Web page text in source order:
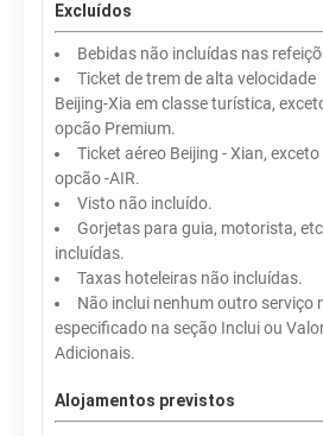
Excluídos
Bebidas não incluídas nas
Ticket de trem de alta velocidade
Beijing-Xia em classe turística,
opcão Premium.
Ticket aéreo Beijing - Xian, exceto
opcão -AIR.
Visto não incluído.
Gorjetas para guia, motorista,
incluídas.
Taxas hoteleiras não incluídas.
Não inclui nenhum outro serviço
especificado na seção Inclui ou
Adicionais.
Alojamentos previstos